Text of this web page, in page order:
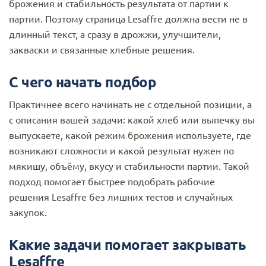
брожения и стабильность результата от партии к
партии. Поэтому страница Lesaffre должна вести не в
длинный текст, а сразу в дрожжи, улучшители,
закваски и связанные хлебные решения.
С чего начать подбор
Практичнее всего начинать не с отдельной позиции, а
с описания вашей задачи: какой хлеб или выпечку вы
выпускаете, какой режим брожения используете, где
возникают сложности и какой результат нужен по
мякишу, объёму, вкусу и стабильности партии. Такой
подход помогает быстрее подобрать рабочие
решения Lesaffre без лишних тестов и случайных
закупок.
Какие задачи помогает закрывать
Lesaffre